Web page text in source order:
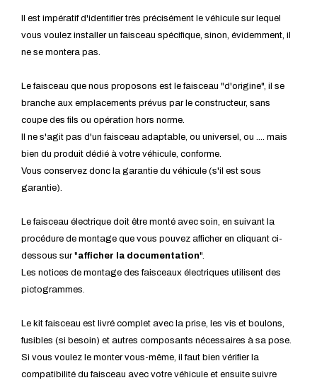
Il est impératif d'identifier très précisément le véhicule sur lequel
vous voulez installer un faisceau spécifique, sinon, évidemment, il
ne se montera pas.
Le faisceau que nous proposons est le faisceau "d'origine", il se
branche aux emplacements prévus par le constructeur, sans
coupe des fils ou opération hors norme.
Il ne s'agit pas d'un faisceau adaptable, ou universel, ou .... mais
bien du produit dédié à votre véhicule, conforme.
Vous conservez donc la garantie du véhicule (s'il est sous
garantie).
Le faisceau électrique doit être monté avec soin, en suivant la
procédure de montage que vous pouvez afficher en cliquant ci-
dessous sur "afficher la documentation".
Les notices de montage des faisceaux électriques utilisent des
pictogrammes.
Le kit faisceau est livré complet avec la prise, les vis et boulons,
fusibles (si besoin) et autres composants nécessaires à sa pose.
Si vous voulez le monter vous-même, il faut bien vérifier la
compatibilité du faisceau avec votre véhicule et ensuite suivre